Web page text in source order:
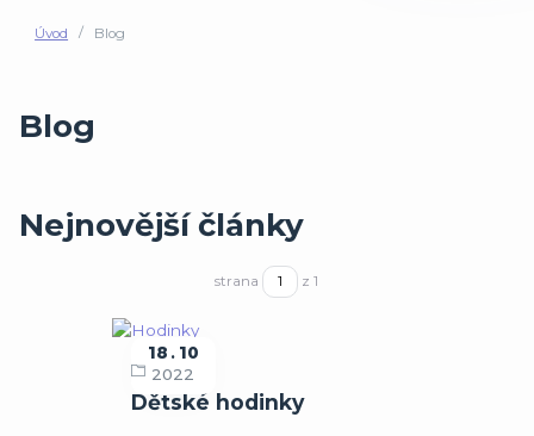
Úvod Blog
Blog
Nejnovější články
strana z 1
Dětské hodinky
18
10
2022
Hodinky